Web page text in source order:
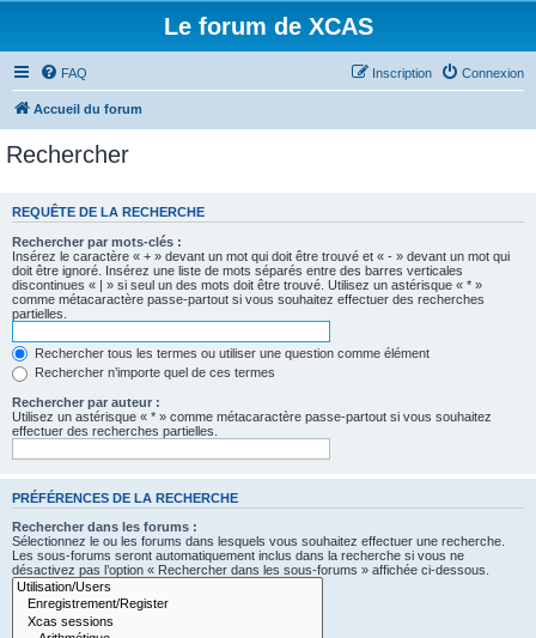
Le forum de XCAS
FAQ Connexion
Inscription
Accueil du forum
Rechercher
REQUÊTE DE LA RECHERCHE
Rechercher par mots-clés :
Insérez le caractère « + » devant un mot qui doit être trouvé et « - » devant un mot qui
doit être ignoré. Insérez une liste de mots séparés entre des barres verticales
discontinues « | » si seul un des mots doit être trouvé. Utilisez un astérisque « * »
comme métacaractère passe-partout si vous souhaitez effectuer des recherches
partielles.
Rechercher tous les termes ou utiliser une question comme élément
Rechercher n’importe quel de ces termes
Rechercher par auteur :
Utilisez un astérisque « * » comme métacaractère passe-partout si vous souhaitez
effectuer des recherches partielles.
PRÉFÉRENCES DE LA RECHERCHE
Rechercher dans les forums :
Sélectionnez le ou les forums dans lesquels vous souhaitez effectuer une recherche.
Les sous-forums seront automatiquement inclus dans la recherche si vous ne
désactivez pas l’option « Rechercher dans les sous-forums » affichée ci-dessous.